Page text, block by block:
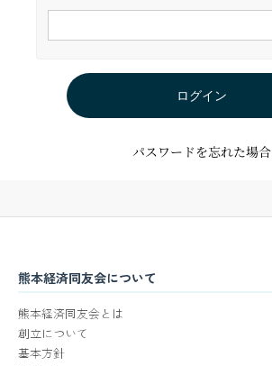
ログイン
パスワードを忘れた場合
熊本経済同友会について
熊本経済同友会とは
創立について
基本方針